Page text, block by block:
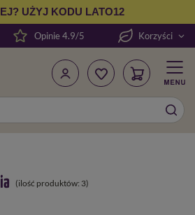
UŻYJ KODU LATO12
Opinie 4.9/5 Korzyści
(ilość produktów: 3)